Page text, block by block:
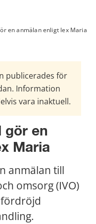
en anmälan enligt lex Maria
publicerades för
Information
vara inaktuell.
gör en
Maria
anmälan till
omsorg (IVO)